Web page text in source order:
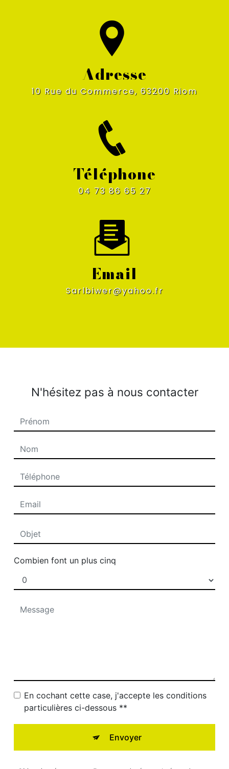
Adresse
10 Rue du Commerce, 63200 Riom
Téléphone
04 73 86 65 27
Email
sarlbiwer@yahoo.fr
N'hésitez pas à nous contacter
Combien font un plus cinq
En cochant cette case, j'accepte les conditions
particulières ci-dessous **
Envoyer